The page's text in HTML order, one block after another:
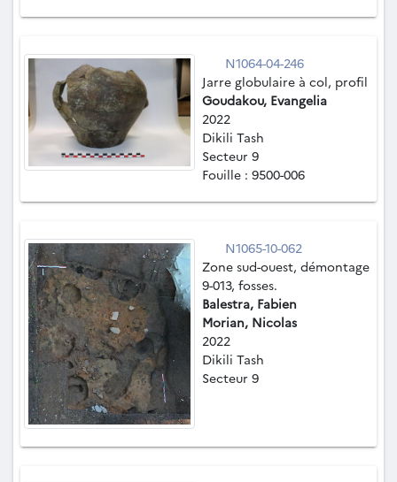
N1064-04-246
Jarre globulaire à col, profil
Goudakou, Evangelia
2022
Dikili Tash
Secteur 9
Fouille : 9500-006
N1065-10-062
Zone sud-ouest, démontage
9-013, fosses.
Balestra, Fabien
Morian, Nicolas
2022
Dikili Tash
Secteur 9